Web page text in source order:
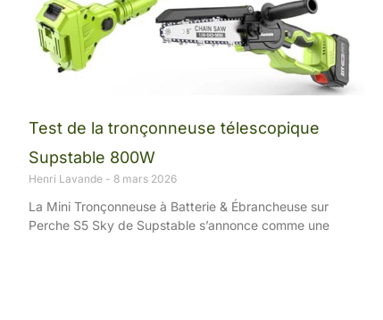
Test de la tronçonneuse télescopique
Supstable 800W
Henri Lavande 8 mars 2026
La Mini Tronçonneuse à Batterie & Ébrancheuse sur
Perche S5 Sky de Supstable s’annonce comme une